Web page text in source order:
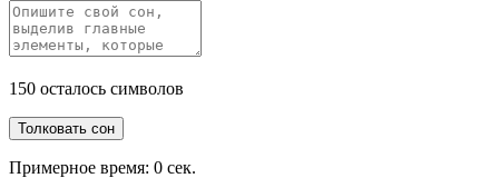
150 осталось символов
Толковать сон
Примерное время: 0 сек.